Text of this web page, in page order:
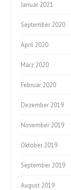
Januar 2021
September 2020
April 2020
März 2020
Februar 2020
Dezember 2019
November 2019
Oktober 2019
September 2019
August 2019